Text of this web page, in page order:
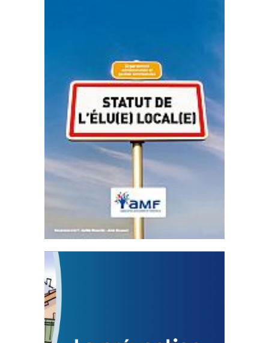
Statut de l’élu local
3 avril 2024
Mise à jour avril 2024
FEUILLETER